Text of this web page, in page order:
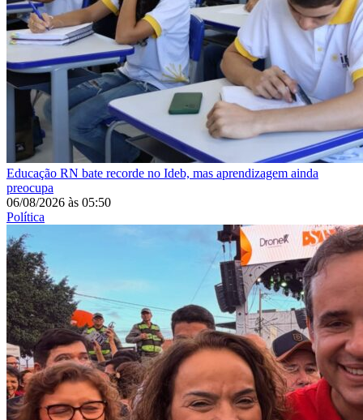
Educação RN bate recorde no Ideb, mas aprendizagem ainda
preocupa
06/08/2026 às 05:50
Política